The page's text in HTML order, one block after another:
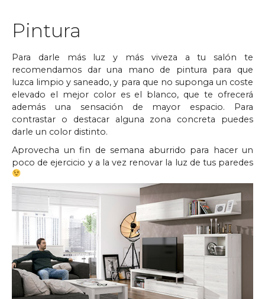
Pintura
Para darle más luz y más viveza a tu salón te
recomendamos dar una mano de pintura para que
luzca limpio y saneado, y para que no suponga un coste
elevado el mejor color es el blanco, que te ofrecerá
además una sensación de mayor espacio. Para
contrastar o destacar alguna zona concreta puedes
darle un color distinto.
Aprovecha un fin de semana aburrido para hacer un
poco de ejercicio y a la vez renovar la luz de tus paredes